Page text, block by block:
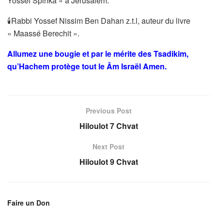
🕯Rabbi Yossef Nissim Ben Dahan z.t.l, auteur du livre
« Maassé Berechit ».
Allumez une bougie et par le mérite des Tsadikim,
qu’Hachem protège tout le Âm Israël Amen.
Previous Post
Hiloulot 7 Chvat
Next Post
Hiloulot 9 Chvat
Faire un Don